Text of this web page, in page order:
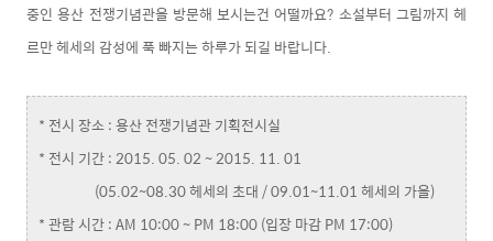
중인 용산 전쟁기념관을 방문해 보시는건 어떨까요? 소설부터 그림까지 헤
르만 헤세의 감성에 푹 빠지는 하루가 되길 바랍니다.
* 전시 장소 : 용산 전쟁기념관 기획전시실
* 전시 기간 : 2015. 05. 02 ~ 2015. 11. 01
(05.02~08.30 헤세의 초대 / 09.01~11.01 헤세의 가을)
* 관람 시간 : AM 10:00 ~ PM 18:00 (입장 마감 PM 17:00)